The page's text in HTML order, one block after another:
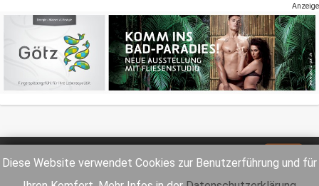
Diese Website verwendet Cookies zur Benutzerführung und für
Anzeige